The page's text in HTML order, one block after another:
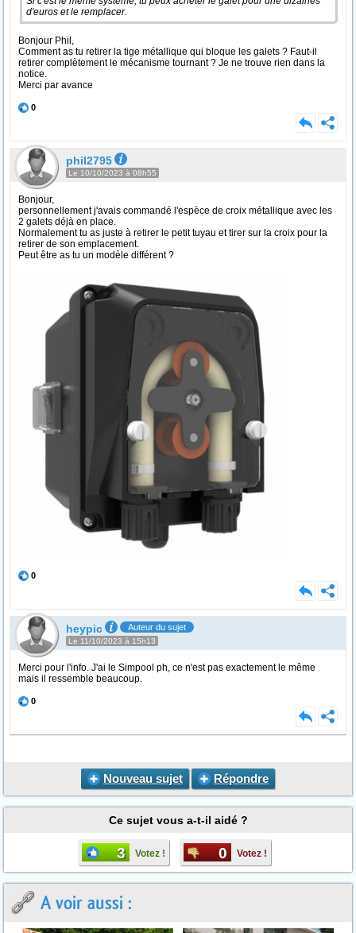
d'euros et le remplacer.
Bonjour Phil,
Comment as tu retirer la tige métallique qui bloque les galets ? Faut-il
retirer complètement le mécanisme tournant ? Je ne trouve rien dans la
notice.
Merci par avance
0
phil2795
Le 10/10/2023 à 08h55
Bonjour,
personnellement j'avais commandé l'espèce de croix métallique avec les
2 galets déjà en place.
Normalement tu as juste à retirer le petit tuyau et tirer sur la croix pour la
retirer de son emplacement.
Peut être as tu un modèle différent ?
0
heypic Auteur du sujet
Le 11/10/2023 à 15h13
Merci pour l'info. J'ai le Simpool ph, ce n'est pas exactement le même
mais il ressemble beaucoup.
0
Nouveau sujet Répondre
Ce sujet vous a-t-il aidé ?
3 Votez ! 0 Votez !
A voir aussi :